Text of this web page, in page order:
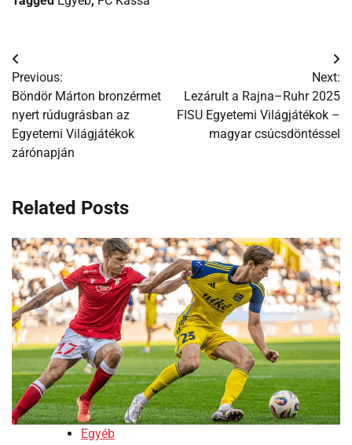
Bejegyzés
navigáció
Previous:
Böndör Márton bronzérmet
nyert rúdugrásban az
Egyetemi Világjátékok
zárónapján
Next:
Lezárult a Rajna–Ruhr 2025
FISU Egyetemi Világjátékok –
magyar csúcsdöntéssel
Related Posts
Egyéb